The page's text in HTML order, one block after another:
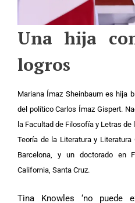
Una hija
logros
Mariana Ímaz Sheinbaum es hija
del político Carlos Ímaz Gispert.
la Facultad de Filosofía y Letras de
Teoría de la Literatura y Literatura
Barcelona, y un doctorado en
California, Santa Cruz.
Tina Knowles ‘no puede